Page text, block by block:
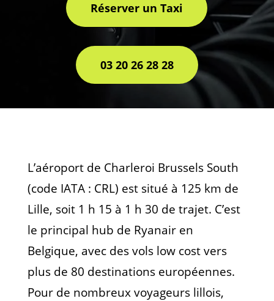
Réserver un Taxi
03 20 26 28 28
L’aéroport de Charleroi Brussels South
(code IATA : CRL) est situé à 125 km de
Lille, soit 1 h 15 à 1 h 30 de trajet. C’est
le principal hub de Ryanair en
Belgique, avec des vols low cost vers
plus de 80 destinations européennes.
Pour de nombreux voyageurs lillois,